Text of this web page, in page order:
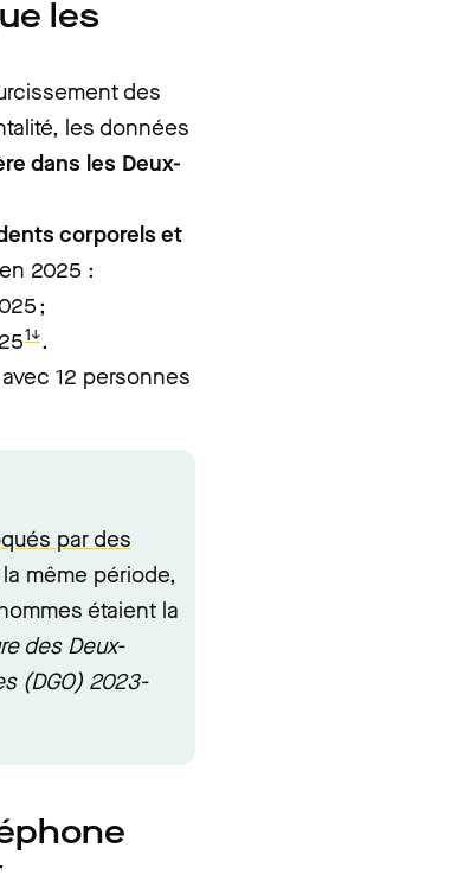
les
des
les données
dans les Deux-
corporels et
2025 :
;
1↓.
12 personnes
par des
même période,
étaient la
des Deux-
(DGO) 2023-